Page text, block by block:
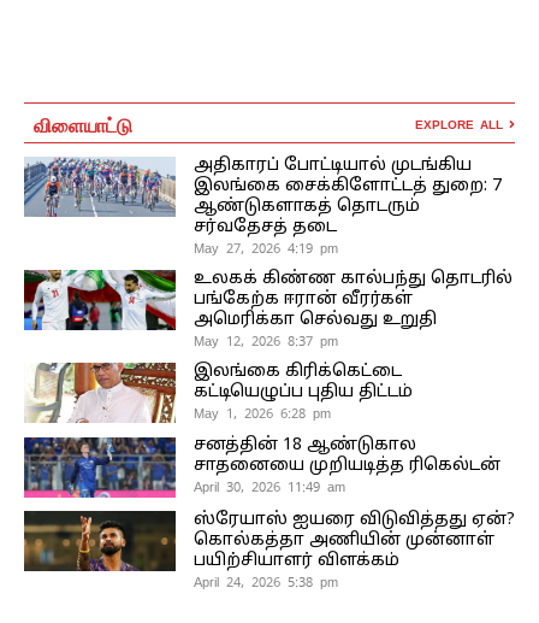
விளையாட்டு EXPLORE ALL
அதிகாரப் போட்டியால் முடங்கிய
இலங்கை சைக்கிளோட்டத் துறை: 7
ஆண்டுகளாகத் தொடரும்
சர்வதேசத் தடை
May 27, 2026 4:19 pm
உலகக் கிண்ண கால்பந்து தொடரில்
பங்கேற்க ஈரான் வீரர்கள்
அமெரிக்கா செல்வது உறுதி
May 12, 2026 8:37 pm
இலங்கை கிரிக்கெட்டை
கட்டியெழுப்ப புதிய திட்டம்
May 1, 2026 6:28 pm
சனத்தின் 18 ஆண்டுகால
சாதனையை முறியடித்த ரிகெல்டன்
April 30, 2026 11:49 am
ஸ்ரேயாஸ் ஐயரை விடுவித்தது ஏன்?
கொல்கத்தா அணியின் முன்னாள்
பயிற்சியாளர் விளக்கம்
April 24, 2026 5:38 pm